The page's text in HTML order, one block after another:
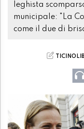
leghista
municipale: "La
come il due di